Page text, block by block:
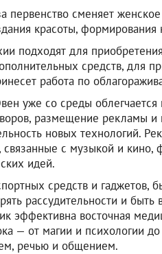
первенство сменяет
красоты,
подходят для
средств, для
работа по
уже со среды облегчается
размещение рекламы и
новых технологий.
связанные с музыкой и
идей.
средств и гаджетов,
рассудительности и быть
эффективна восточная
— от магии и психологии
речью и общением.